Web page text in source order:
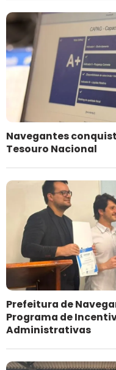
Navegantes
Tesouro Nacional
Prefeitura de
Programa de
Administrativas